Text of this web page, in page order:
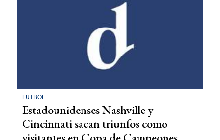
FÚTBOL
Estadounidenses Nashville y
Cincinnati sacan triunfos como